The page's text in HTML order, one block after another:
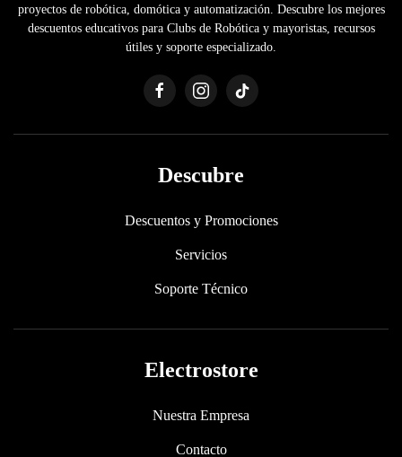
proyectos de robótica, domótica y automatización. Descubre los mejores
descuentos educativos para Clubs de Robótica y mayoristas, recursos
útiles y soporte especializado.
Descubre
Descuentos y Promociones
Servicios
Soporte Técnico
Electrostore
Nuestra Empresa
Contacto